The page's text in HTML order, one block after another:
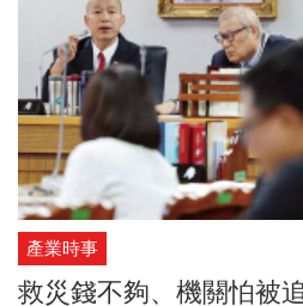
產業時事
救災錢不夠、機關怕被